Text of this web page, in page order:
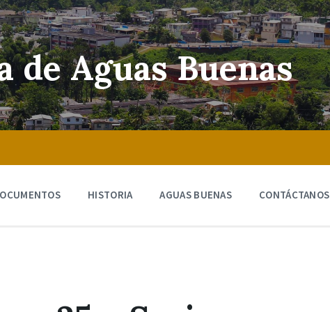
de Aguas Buenas
HISTORIA AGUAS BUENAS CONTÁCTANOS